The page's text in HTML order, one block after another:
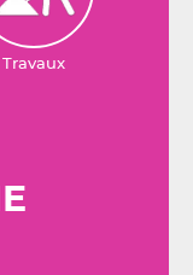
Travaux